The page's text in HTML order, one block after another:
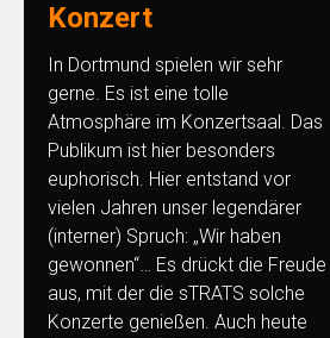
Konzert
In Dortmund spielen wir sehr
gerne. Es ist eine tolle
Atmosphäre im Konzertsaal. Das
Publikum ist hier besonders
euphorisch. Hier entstand vor
vielen Jahren unser legendärer
(interner) Spruch: „Wir haben
gewonnen“… Es drückt die Freude
aus, mit der die sTRATS solche
Konzerte genießen. Auch heute